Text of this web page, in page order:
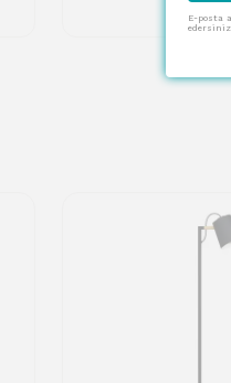
E-posta